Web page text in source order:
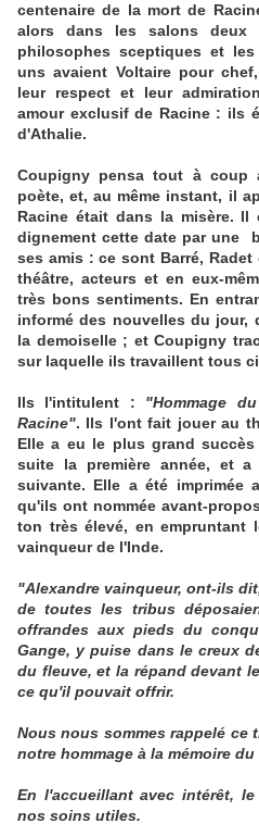
centenaire de la mort de
alors dans les salons
philosophes sceptiques et
uns avaient Voltaire pour
leur respect et leur
amour exclusif de Racine : ils
d'Athalie.
Coupigny pensa tout à coup
poète, et, au même instant, il
Racine était dans la misère. Il
dignement cette date par une
ses amis : ce sont Barré,
théâtre, acteurs et en eux-
très bons sentiments. En
informé des nouvelles du jour,
la demoiselle ; et Coupigny
sur laquelle ils travaillent tous
Ils l'intitulent : "Hommage
Racine". Ils l'ont fait jouer au
Elle a eu le plus grand
suite la première année, et a
suivante. Elle a été imprimée
qu'ils ont nommée avant-
ton très élevé, en empruntant
vainqueur de l'Inde.
"Alexandre vainqueur, ont-ils
de toutes les tribus
offrandes aux pieds du
Gange, y puise dans le creux
du fleuve, et la répand devant
ce qu'il pouvait offrir.
Nous nous sommes rappelé ce
notre hommage à la mémoire
En l'accueillant avec intérêt,
nos soins utiles.